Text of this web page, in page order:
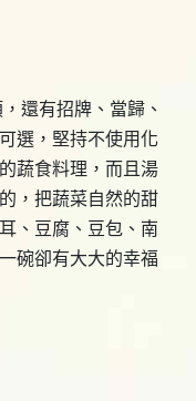
還有招牌、當歸、
選，堅持不使用化
蔬食料理，而且湯
，把蔬菜自然的甜
、豆腐、豆包、南
碗卻有大大的幸福